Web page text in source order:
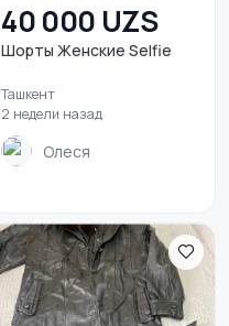
40 000 UZS
Шорты Женские Selfie
Ташкент
2 недели назад
Олеся